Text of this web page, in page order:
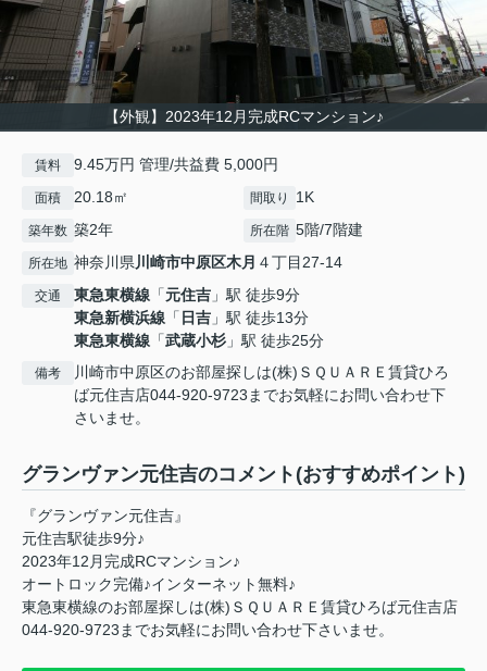
【外観】2023年12月完成RCマンション♪
賃料 9.45万円 管理/共益費 5,000円
面積 20.18㎡ 間取り 1K
築年数 築2年 所在階 5階/7階建
所在地 神奈川県川崎市中原区木月 ４丁目27-14
交通 東急東横線 「元住吉 」駅 徒歩9分
東急新横浜線 「 日吉 」駅 徒歩13分
東急東横線 「武蔵小杉 」駅 徒歩25分
備考
川崎市中原区のお部屋探しは(株)ＳＱＵＡＲＥ賃貸ひろ
ば元住吉店044-920-9723までお気軽にお問い合わせ下
さいませ。
グランヴァン元住吉のコメント(おすすめポイント)
『グランヴァン元住吉』
元住吉駅徒歩9分♪
2023年12月完成RCマンション♪
オートロック完備♪インターネット無料♪
東急東横線のお部屋探しは(株)ＳＱＵＡＲＥ賃貸ひろば元住吉店
044-920-9723までお気軽にお問い合わせ下さいませ。